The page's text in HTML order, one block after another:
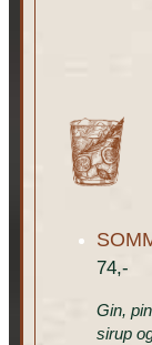
74,-
Gin,
sirup